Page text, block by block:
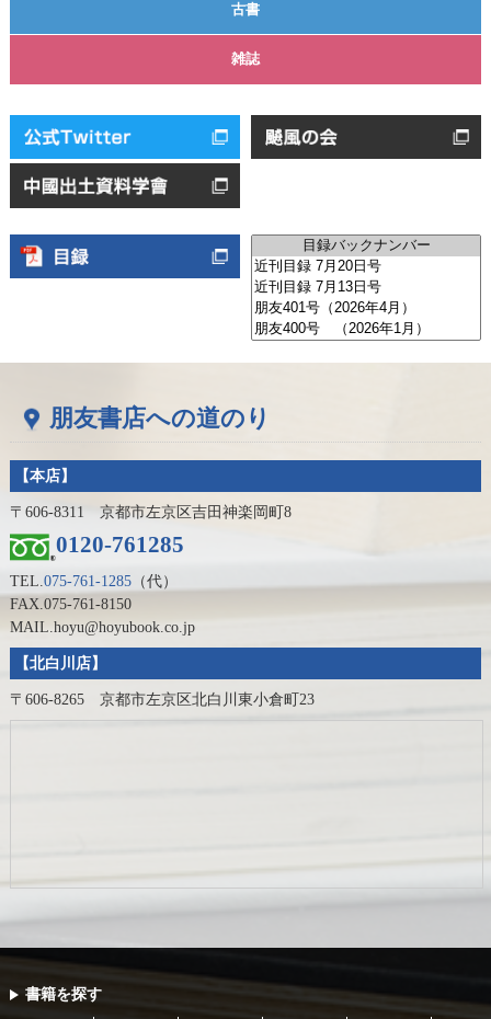
古書
雑誌
朋友書店への道のり
【本店】
〒606-8311 京都市左京区吉田神楽岡町8
0120-761285
TEL.075-761-1285（代）
FAX.075-761-8150
MAIL.hoyu@hoyubook.co.jp
【北白川店】
〒606-8265 京都市左京区北白川東小倉町23
書籍を探す